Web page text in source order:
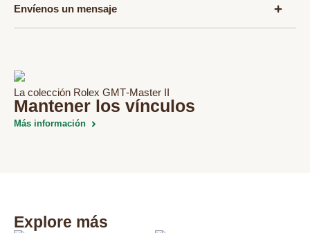
Envíenos un mensaje
La colección Rolex GMT‑Master II
Mantener los vínculos
Más información
Explore más